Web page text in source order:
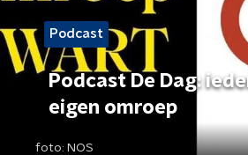
Podcast
Podcast De Dag:
eigen omroep
foto: NOS